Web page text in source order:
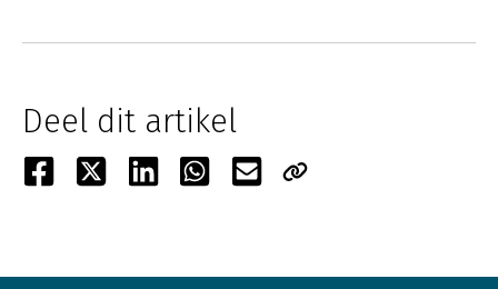
Deel dit artikel